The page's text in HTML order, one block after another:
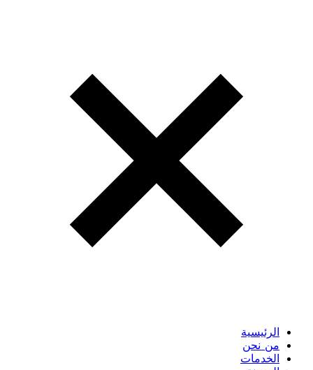
الرئيسية
من نحن
الخدمات